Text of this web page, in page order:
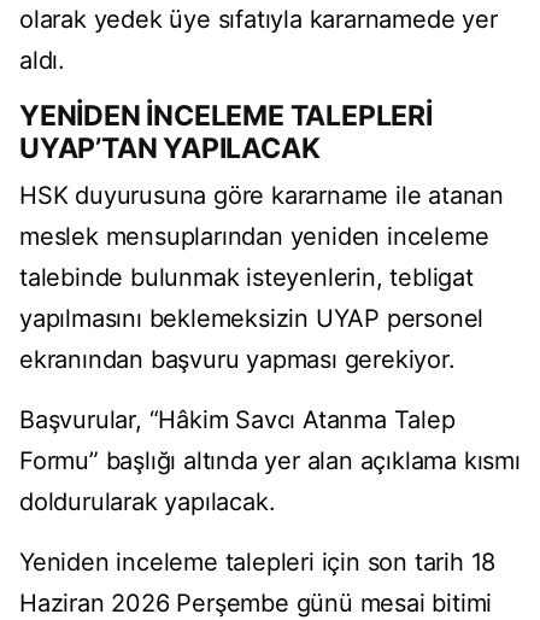
olarak yedek üye sıfatıyla kararnamede yer
aldı.
YENİDEN İNCELEME TALEPLERİ
UYAP’TAN YAPILACAK
HSK duyurusuna göre kararname ile atanan
meslek mensuplarından yeniden inceleme
talebinde bulunmak isteyenlerin, tebligat
yapılmasını beklemeksizin UYAP personel
ekranından başvuru yapması gerekiyor.
Başvurular, “Hâkim Savcı Atanma Talep
Formu” başlığı altında yer alan açıklama kısmı
doldurularak yapılacak.
Yeniden inceleme talepleri için son tarih 18
Haziran 2026 Perşembe günü mesai bitimi